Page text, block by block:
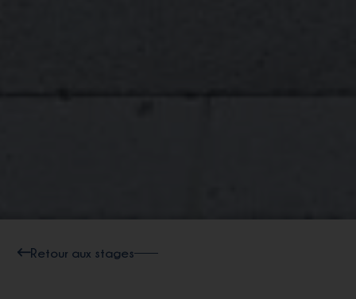
Retour aux stages